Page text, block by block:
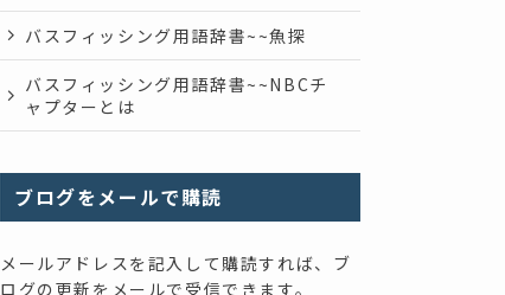
バスフィッシング用語辞書~~魚探
バスフィッシング用語辞書~~NBCチ
ャプターとは
ブログをメールで購読
メールアドレスを記入して購読すれば、ブ
ログの更新をメールで受信できます。